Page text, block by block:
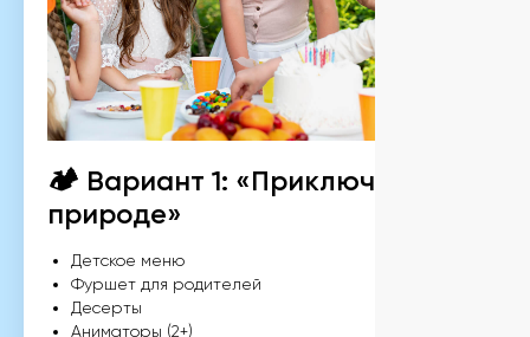
🏕 Вариант 1: «Приключение на
природе»
Детское меню
Фуршет для родителей
Десерты
Аниматоры (2+)